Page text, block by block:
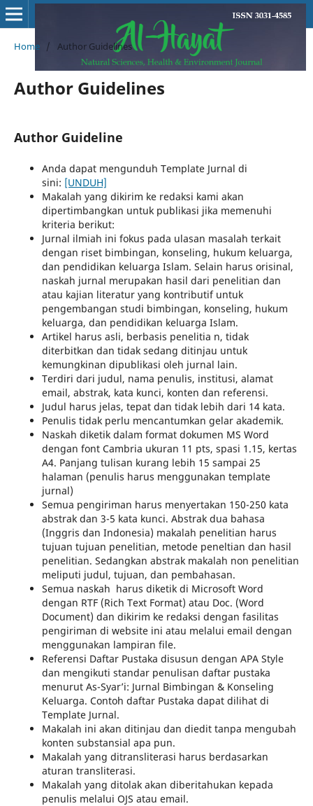
Home / Author Guidelines
Author Guidelines
Author Guideline
Anda dapat mengunduh Template Jurnal di
sini: [UNDUH]
Makalah yang dikirim ke redaksi kami akan
dipertimbangkan untuk publikasi jika memenuhi
kriteria berikut:
Jurnal ilmiah ini fokus pada ulasan masalah terkait
dengan riset bimbingan, konseling, hukum keluarga,
dan pendidikan keluarga Islam. Selain harus orisinal,
naskah jurnal merupakan hasil dari penelitian dan
atau kajian literatur yang kontributif untuk
pengembangan studi bimbingan, konseling, hukum
keluarga, dan pendidikan keluarga Islam.
Artikel harus asli, berbasis penelitia n, tidak
diterbitkan dan tidak sedang ditinjau untuk
kemungkinan dipublikasi oleh jurnal lain.
Terdiri dari judul, nama penulis, institusi, alamat
email, abstrak, kata kunci, konten dan referensi.
Judul harus jelas, tepat dan tidak lebih dari 14 kata.
Penulis tidak perlu mencantumkan gelar akademik.
Naskah diketik dalam format dokumen MS Word
dengan font Cambria ukuran 11 pts, spasi 1.15, kertas
A4. Panjang tulisan kurang lebih 15 sampai 25
halaman (penulis harus menggunakan template
jurnal)
Semua pengiriman harus menyertakan 150-250 kata
abstrak dan 3-5 kata kunci. Abstrak dua bahasa
(Inggris dan Indonesia) makalah penelitian harus
tujuan tujuan penelitian, metode peneltian dan hasil
penelitian. Sedangkan abstrak makalah non penelitian
meliputi judul, tujuan, dan pembahasan.
Semua naskah harus diketik di Microsoft Word
dengan RTF (Rich Text Format) atau Doc. (Word
Document) dan dikirim ke redaksi dengan fasilitas
pengiriman di website ini atau melalui email dengan
menggunakan lampiran file.
Referensi Daftar Pustaka disusun dengan APA Style
dan mengikuti standar penulisan daftar pustaka
menurut As-Syar’i: Jurnal Bimbingan & Konseling
Keluarga. Contoh daftar Pustaka dapat dilihat di
Template Jurnal.
Makalah ini akan ditinjau dan diedit tanpa mengubah
konten substansial apa pun.
Makalah yang ditransliterasi harus berdasarkan
aturan transliterasi.
Makalah yang ditolak akan diberitahukan kepada
penulis melalui OJS atau email.